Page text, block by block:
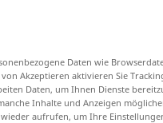
Daten wie
Akzeptieren aktivieren Sie
Daten, um Ihnen Dienste
Inhalte und Anzeigen
aufrufen, um Ihre